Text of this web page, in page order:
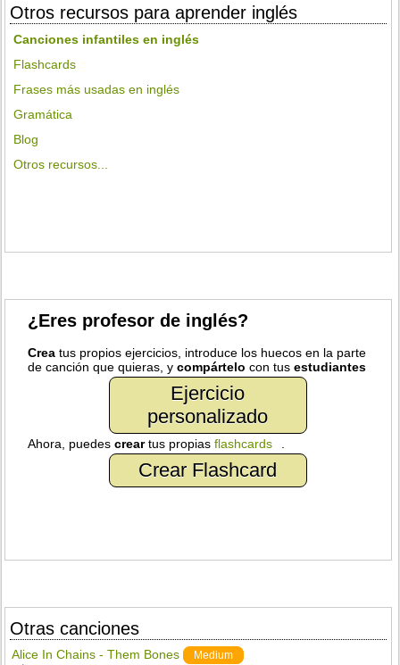
Otros recursos para aprender inglés
Canciones infantiles en inglés
Flashcards
Frases más usadas en inglés
Gramática
Blog
Otros recursos...
¿Eres profesor de inglés?
Crea tus propios ejercicios, introduce los huecos en la parte
de canción que quieras, ycompártelo con tusestudiantes
Ejercicio
personalizado
Ahora, puedescreartus propiasflashcards
Crear Flashcard
Otras canciones
Alice In Chains - Them Bones Medium